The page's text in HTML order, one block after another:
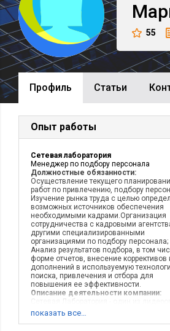
55
Профиль Cтатьи
Опыт работы
Сетевая лаборатория
Менеджер по подбору персонала
Должностные обязанности:
Осуществление текущего
работ по привлечению, подбору
Изучение рынка труда с целью
возможных источников обеспечения
необходимыми кадрами.Организация
сотрудничества с кадровыми
другими специализированными
организациями по подбору персонала;
Анализ результатов подбора, в том
форме отчетов, внесение коррективов
дополнений в используемую
поиска, привлечения и отбора для
повышения ее эффективности.
Описание деятельности компании:
продвижению на российский рынок
показать все…